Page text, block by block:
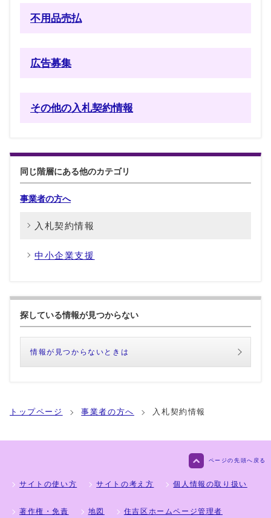
不用品売払
広告募集
その他の入札契約情報
同じ階層にある他のカテゴリ
事業者の方へ
入札契約情報
中小企業支援
探している情報が見つからない
情報が見つからないときは
トップページ 事業者の方へ 入札契約情報
ページの先頭へ戻る
サイトの使い方 サイトの考え方 個人情報の取り扱い
著作権・免責 地図 住吉区ホームページ管理者